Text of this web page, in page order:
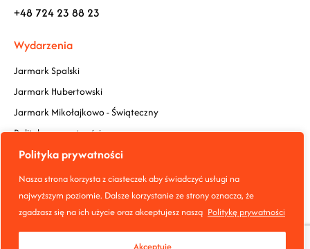
Polityka prywatności
Nasza strona korzysta z ciasteczek aby świadczyć usługi na
najwyższym poziomie. Dalsze korzystanie ze strony oznacza, że
zgadzasz się na ich użycie oraz akceptujesz naszą Politykę prywatności
+48 724 23 88 23
Wydarzenia
Jarmark Spalski
Jarmark Hubertowski
Jarmark Mikołajkowo - Świąteczny
Polityka prywatności